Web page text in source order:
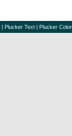
| Plucker Text | Plucker Color